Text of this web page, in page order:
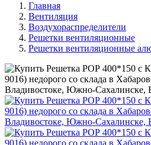
Главная
Вентиляция
Воздухораспределители
Решетки вентиляционные
Решетки вентиляционные